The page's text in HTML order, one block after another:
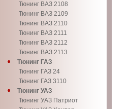
Тюнинг ВАЗ 2108
Тюнинг ВАЗ 2109
Тюнинг ВАЗ 2110
Тюнинг ВАЗ 2111
Тюнинг ВАЗ 2112
Тюнинг ВАЗ 2113
Тюнинг ГАЗ
Тюнинг ГАЗ 24
Тюнинг ГАЗ 3110
Тюнинг УАЗ
Тюнинг УАЗ Патриот